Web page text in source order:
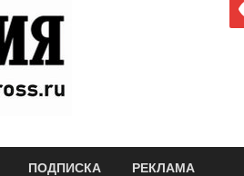
Газета
Выпускается с июля 1956
ПОДПИСКА РЕКЛАМА